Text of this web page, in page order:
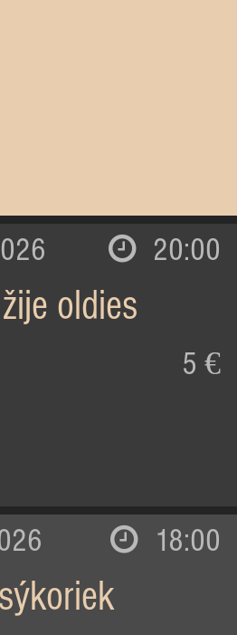
20:00
oldies
5 €
18:00